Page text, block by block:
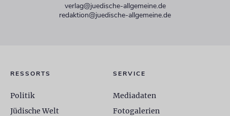
verlag@juedische-allgemeine.de
redaktion@juedische-allgemeine.de
RESSORTS
Politik
Jüdische Welt
SERVICE
Mediadaten
Fotogalerien